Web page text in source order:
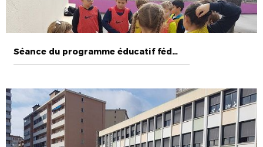
Séance du programme éducatif fédéral